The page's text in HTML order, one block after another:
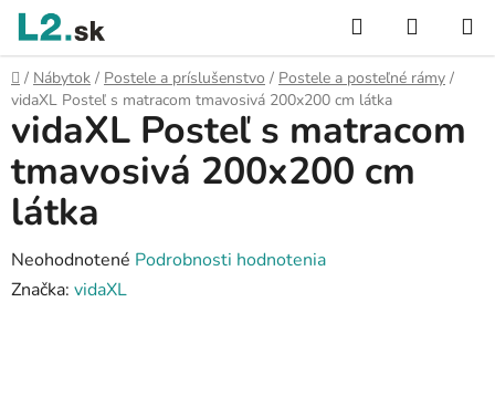
Prejsť
obsah
Hľadať
KOŠÍK
Domov
/ Nábytok / Postele a príslušenstvo / Postele a posteľné rámy /
vidaXL Posteľ s matracom tmavosivá 200x200 cm látka
vidaXL Posteľ s matracom
tmavosivá 200x200 cm
látka
Priemerné
hodnotenie
Neohodnotené Podrobnosti hodnotenia
Značka: vidaXL